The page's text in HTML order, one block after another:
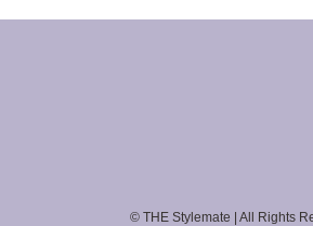
© THE Stylemate | All Rights